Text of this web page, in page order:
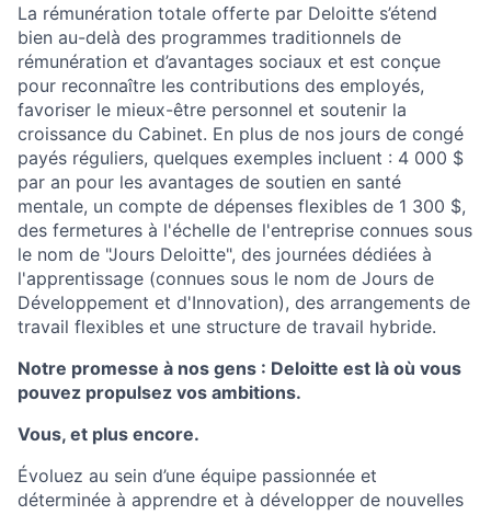
La rémunération totale offerte par Deloitte s’étend
bien au-delà des programmes traditionnels de
rémunération et d’avantages sociaux et est conçue
pour reconnaître les contributions des employés,
favoriser le mieux-être personnel et soutenir la
croissance du Cabinet. En plus de nos jours de congé
payés réguliers, quelques exemples incluent : 4 000 $
par an pour les avantages de soutien en santé
mentale, un compte de dépenses flexibles de 1 300 $,
des fermetures à l'échelle de l'entreprise connues sous
le nom de "Jours Deloitte", des journées dédiées à
l'apprentissage (connues sous le nom de Jours de
Développement et d'Innovation), des arrangements de
travail flexibles et une structure de travail hybride.
Notre promesse à nos gens : Deloitte est là où vous
pouvez propulsez vos ambitions.
Vous, et plus encore.
Évoluez au sein d’une équipe passionnée et
déterminée à apprendre et à développer de nouvelles